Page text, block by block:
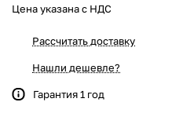
Рассчитать доставку
Нашли дешевле?
Гарантия 1 год